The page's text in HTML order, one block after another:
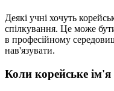
Деякі учні хочуть
спілкування. Це може
в професійному
нав'язувати.
Коли корейське